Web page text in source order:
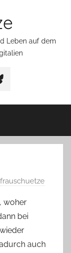
Leben auf dem
frauschuetze
woher
bei
auch